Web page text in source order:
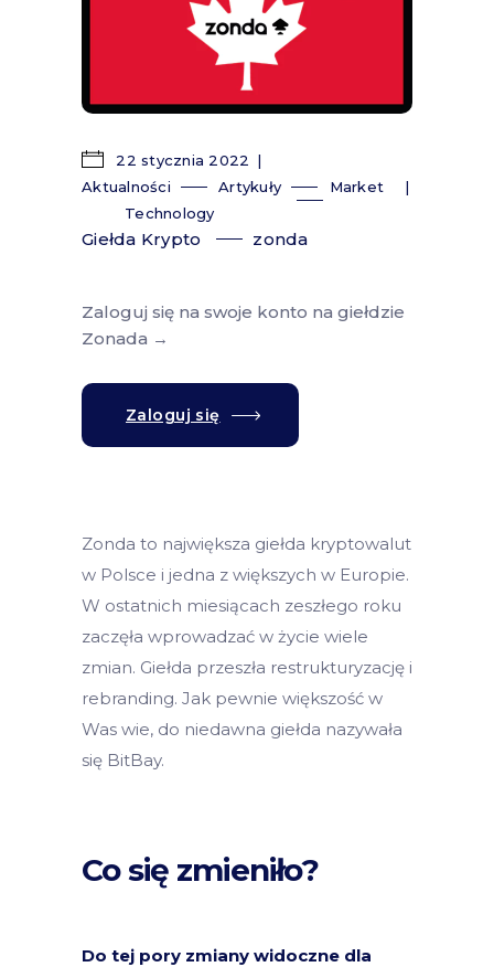
22 stycznia 2022
Aktualności
Artykuły
Market
Technology
Giełda Krypto zonda
Zaloguj się na swoje konto na giełdzie
Zonada →
Zaloguj się
Zonda to największa giełda kryptowalut
w Polsce i jedna z większych w Europie.
W ostatnich miesiącach zeszłego roku
zaczęła wprowadzać w życie wiele
zmian. Giełda przeszła restrukturyzację i
rebranding. Jak pewnie większość w
Was wie, do niedawna giełda nazywała
się BitBay.
Co się zmieniło?
Do tej pory zmiany widoczne dla